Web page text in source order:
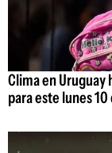
Clima en Uruguay
para este lunes